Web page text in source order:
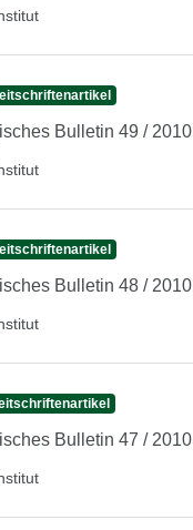
Bulletin 49 / 2010
Bulletin 48 / 2010
Bulletin 47 / 2010